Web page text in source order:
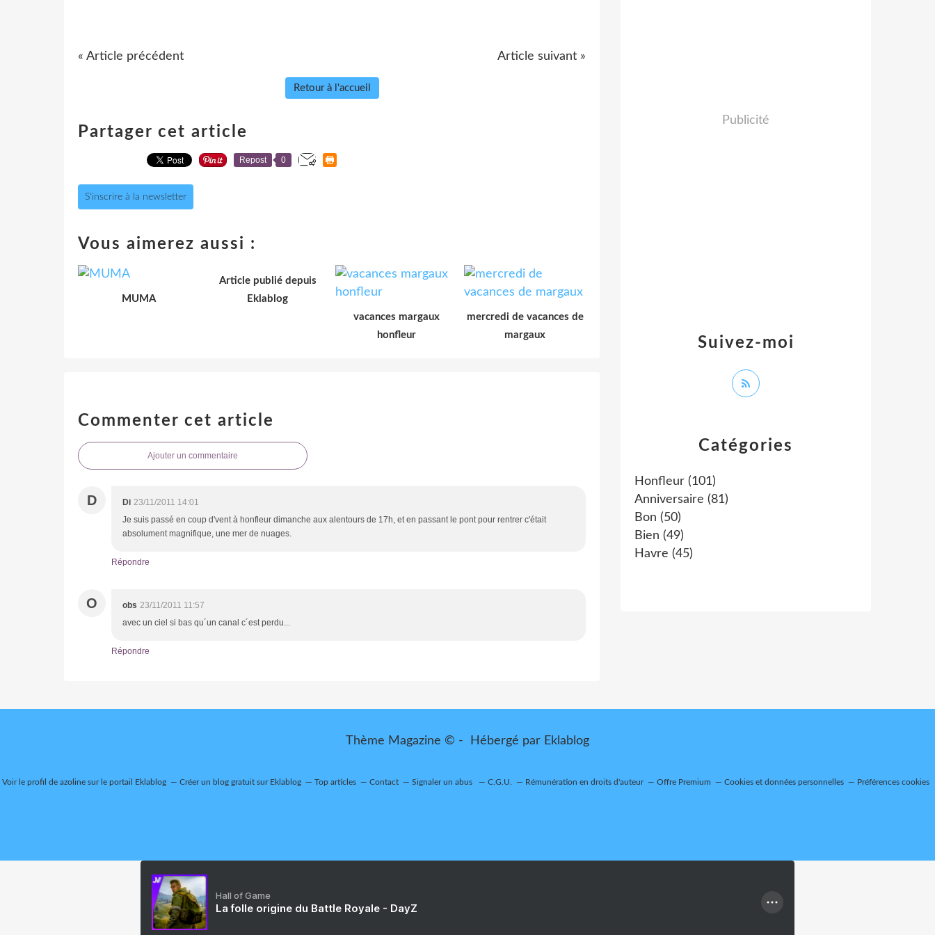
« Article précédent Article suivant »
Retour à l'accueil
Partager cet article
Repost 0
S'inscrire à la newsletter
Vous aimerez aussi :
MUMA
Article publié depuis
Eklablog
vacances margaux
honfleur
mercredi de vacances de
margaux
Commenter cet article
Ajouter un commentaire
D Di 23/11/2011 14:01
Je suis passé en coup d'vent à honfleur dimanche aux alentours de 17h, et en passant le pont pour rentrer c'était
absolument magnifique, une mer de nuages.
Répondre
O obs 23/11/2011 11:57
avec un ciel si bas qu´un canal c´est perdu...
Répondre
Catégories
Honfleur (101)
Anniversaire (81)
Bon (50)
Bien (49)
Havre (45)
Suivez-moi
Publicité
Thème Magazine © - Hébergé par Eklablog
Voir le profil de azolinesur le portail Eklablog Créer un blog gratuit sur Eklablog Top articles Contact Signaler un abus C.G.U. Rémunération en droits d'auteur Offre Premium Cookies et données personnelles Préférences cookies
Hall of Game
La folle origine du Battle Royale - DayZ